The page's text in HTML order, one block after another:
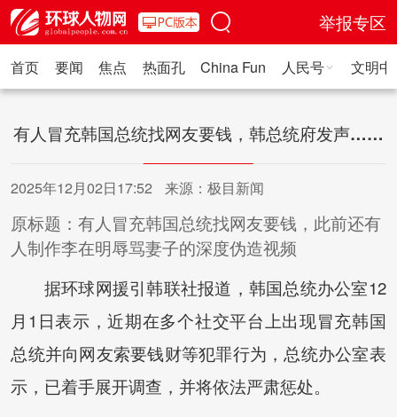
举报专区
首页 要闻 焦点 热面孔 China Fun 人民号 文明
有人冒充韩国总统找网友要钱，韩总统府发声……
2025年12月02日17:52 来源：极目新闻
原标题：有人冒充韩国总统找网友要钱，此前还有
人制作李在明辱骂妻子的深度伪造视频
据环球网援引韩联社报道，韩国总统办公室12
月1日表示，近期在多个社交平台上出现冒充韩国
总统并向网友索要钱财等犯罪行为，总统办公室表
示，已着手展开调查，并将依法严肃惩处。